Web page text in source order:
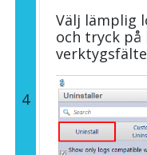
4
Välj lämplig
och tryck på